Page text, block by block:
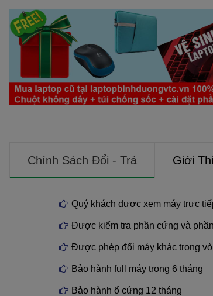
Chính Sách Đổi - Trả Giới
Quý khách được xem máy trực
Được kiểm tra phần cứng và
Được phép đổi máy khác trong
Bảo hành full máy trong 6 tháng
Bảo hành ổ cứng 12 tháng